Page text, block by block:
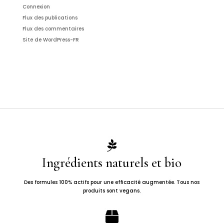
Connexion
Flux des publications
Flux des commentaires
Site de WordPress-FR

Ingrédients naturels et bio
Des formules 100% actifs pour une efficacité augmentée. Tous nos
produits sont vegans.
